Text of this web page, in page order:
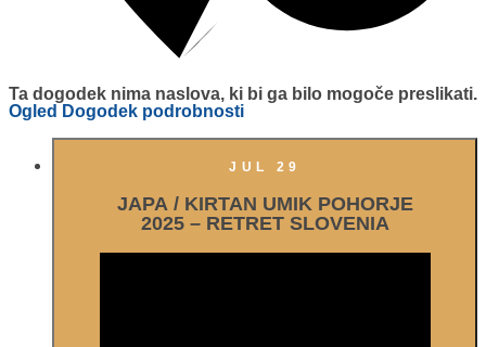
Ta dogodek nima naslova, ki bi ga bilo mogoče preslikati.
Ogled Dogodek podrobnosti
JUL 29
JAPA / KIRTAN UMIK POHORJE
2025 – RETRET SLOVENIA